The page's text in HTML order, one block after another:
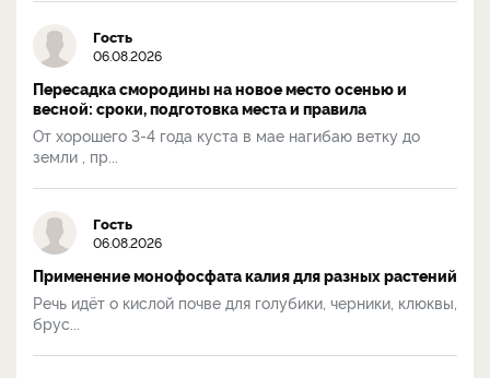
Гость
06.08.2026
Пересадка смородины на новое место осенью и
весной: сроки, подготовка места и правила
От хорошего 3-4 года куста в мае нагибаю ветку до
земли , пр...
Гость
06.08.2026
Применение монофосфата калия для разных растений
Речь идёт о кислой почве для голубики, черники, клюквы,
брус...